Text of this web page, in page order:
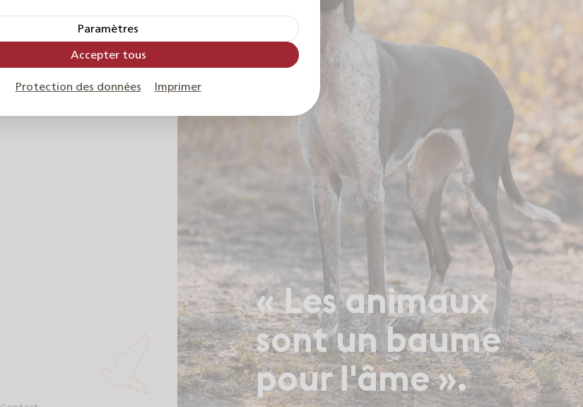
« Les animaux
sont un baume
pour l'âme ».
Paramètres
Accepter tous
Protection des données Imprimer